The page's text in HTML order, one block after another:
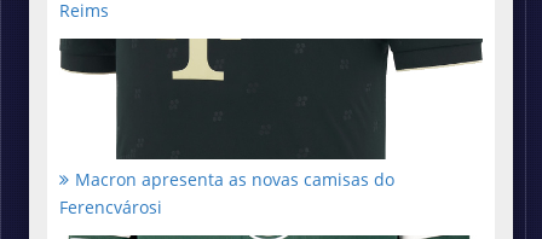
Reims
Macron apresenta as novas camisas do
Ferencvárosi